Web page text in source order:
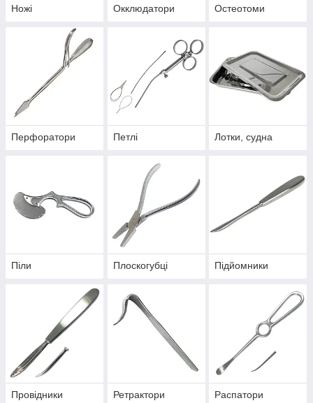
Ножі Окклюдатори Остеотоми
Перфоратори Петлі Лотки, судна
Піли Плоскогубці Підйомники
Провідники Ретрактори Распатори